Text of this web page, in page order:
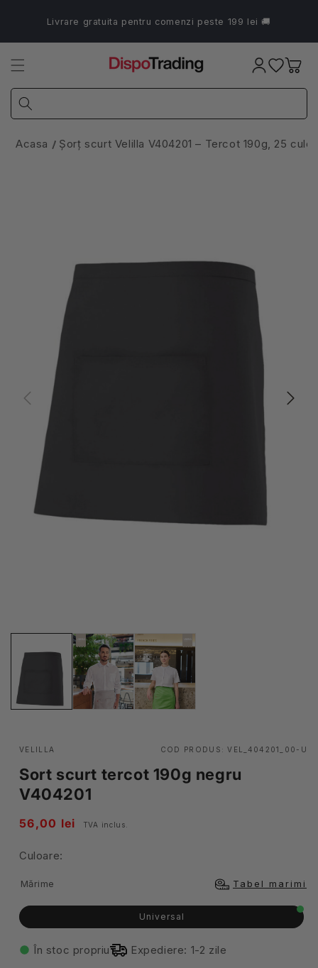
conținutLivrare gratuita pentru comenzi peste 199 lei 🚚
Coș
Acasa Șorț scurt Velilla V404201 – Tercot 190g, 25
VELILLA COD PRODUS:VEL_404201_00-U
Sort scurt tercot 190g negru
V404201
Pret
56,00 lei TVA inclus.
Culoare:
Mărime Tabel marimi
Universal
În stoc propriu Expediere: 1-2 zile